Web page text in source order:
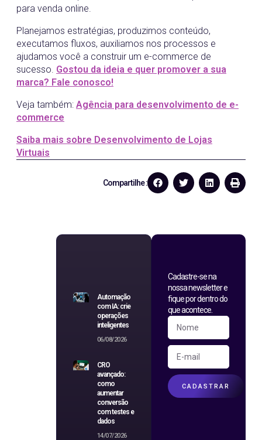
para venda online.
Planejamos estratégias, produzimos conteúdo,
executamos fluxos, auxiliamos nos processos e
ajudamos você a construir um e-commerce de
sucesso. Gostou da ideia e quer promover a sua
marca? Fale conosco!
Veja também: Agência para desenvolvimento de e-
commerce
Saiba mais sobre Desenvolvimento de Lojas
Virtuais
Compartilhe :
Cadastre-se na
nossa newsletter e
fique por dentro do
que acontece.
CADASTRAR
Automação
com IA: crie
operações
inteligentes
06/08/2026
CRO
avançado:
como
aumentar
conversão
com testes e
dados
14/07/2026